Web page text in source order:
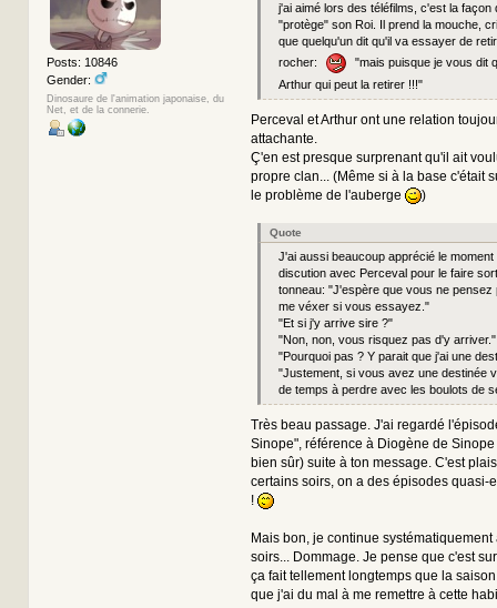
Posts: 10846
Gender:
Dinosaure de l'animation japonaise, du
Net, et de la connerie.
j'ai aimé lors des téléfilms, c'est la façon
"protège" son Roi. Il prend la mouche,
que quelqu'un dit qu'il va essayer de
rocher:
"mais puisque je vous dit
Arthur qui peut la retirer !!!"
Perceval et Arthur ont une relation
attachante.
Ç'en est presque surprenant qu'il ait
propre clan... (Même si à la base c'était
le problème de l'auberge
)
Quote
J'ai aussi beaucoup apprécié le moment
discution avec Perceval pour le faire
tonneau: "J'espère que vous ne pensez
me véxer si vous essayez."
"Et si j'y arrive sire ?"
"Non, non, vous risquez pas d'y arriver."
"Pourquoi pas ? Y parait que j'ai une
"Justement, si vous avez une destinée
de temps à perdre avec les boulots de
Très beau passage. J'ai regardé
Sinope", référence à Diogène de
bien sûr) suite à ton message. C'est
certains soirs, on a des épisodes quasi-
!
Mais bon, je continue systématiquement
soirs... Dommage. Je pense que c'est
ça fait tellement longtemps que la
que j'ai du mal à me remettre à cette